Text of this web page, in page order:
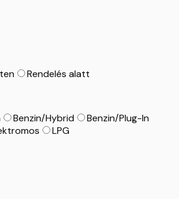
Rendelés alatt
Benzin/Hybrid
Benzin/Plug-In
LPG